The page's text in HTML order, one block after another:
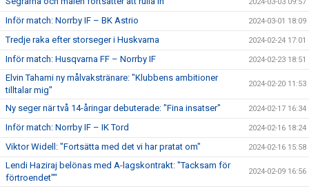
Inför match: Norrby IF – BK Astrio 2024-03-01 18:09
Tredje raka efter storseger i Huskvarna 2024-02-24 17:01
Inför match: Husqvarna FF – Norrby IF 2024-02-23 18:51
Elvin Tahami ny målvakstränare: "Klubbens ambitioner
tilltalar mig"
2024-02-20 11:53
Ny seger när två 14-åringar debuterade: "Fina insatser" 2024-02-17 16:34
Inför match: Norrby IF – IK Tord 2024-02-16 18:24
Viktor Widell: "Fortsätta med det vi har pratat om" 2024-02-16 15:58
Lendi Haziraj belönas med A-lagskontrakt: "Tacksam för
förtroendet""
2024-02-09 16:56